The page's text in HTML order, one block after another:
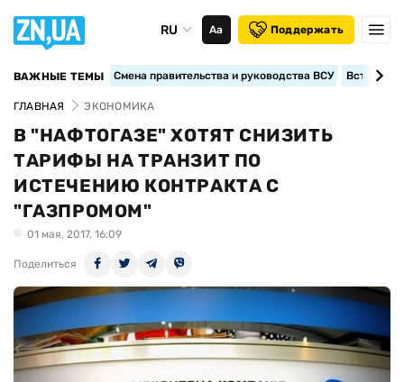
RU Аа Поддержать
ВАЖНЫЕ ТЕМЫ Смена правительства и руководства ВСУ
ГЛАВНАЯ ЭКОНОМИКА
В "НАФТОГАЗЕ" ХОТЯТ СНИЗИТЬ
ТАРИФЫ НА ТРАНЗИТ ПО
ИСТЕЧЕНИЮ КОНТРАКТА С
"ГАЗПРОМОМ"
01 мая, 2017, 16:09
Поделиться